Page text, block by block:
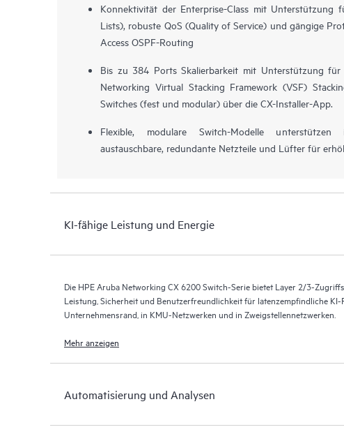
Konnektivität der Enterprise-Class mit Unterstützung
Lists), robuste QoS (Quality of Service) und gängige
Access OSPF-Routing
Bis zu 384 Ports Skalierbarkeit mit Unterstützung
Networking Virtual Stacking Framework (VSF)
Switches (fest und modular) über die CX-Installer-App.
Flexible, modulare Switch-Modelle
austauschbare, redundante Netzteile und Lüfter für
KI-fähige Leistung und Energie
Die HPE Aruba Networking CX 6200 Switch-Serie bietet Layer 2/3-
Leistung, Sicherheit und Benutzerfreundlichkeit für latenzempfindliche KI-
Unternehmensrand, in KMU-Netzwerken und in Zweigstellennetzwerken.
Mehr anzeigen
Automatisierung und Analysen